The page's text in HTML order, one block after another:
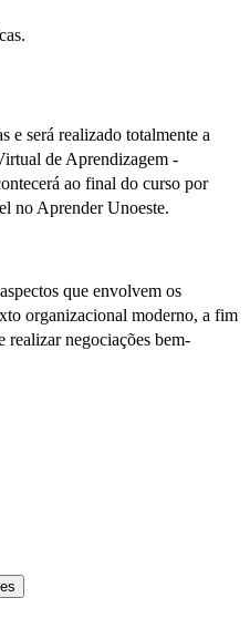
e será realizado totalmente a
de Aprendizagem -
ao final do curso por
no Aprender Unoeste.
que envolvem os
organizacional moderno, a fim
realizar negociações bem-